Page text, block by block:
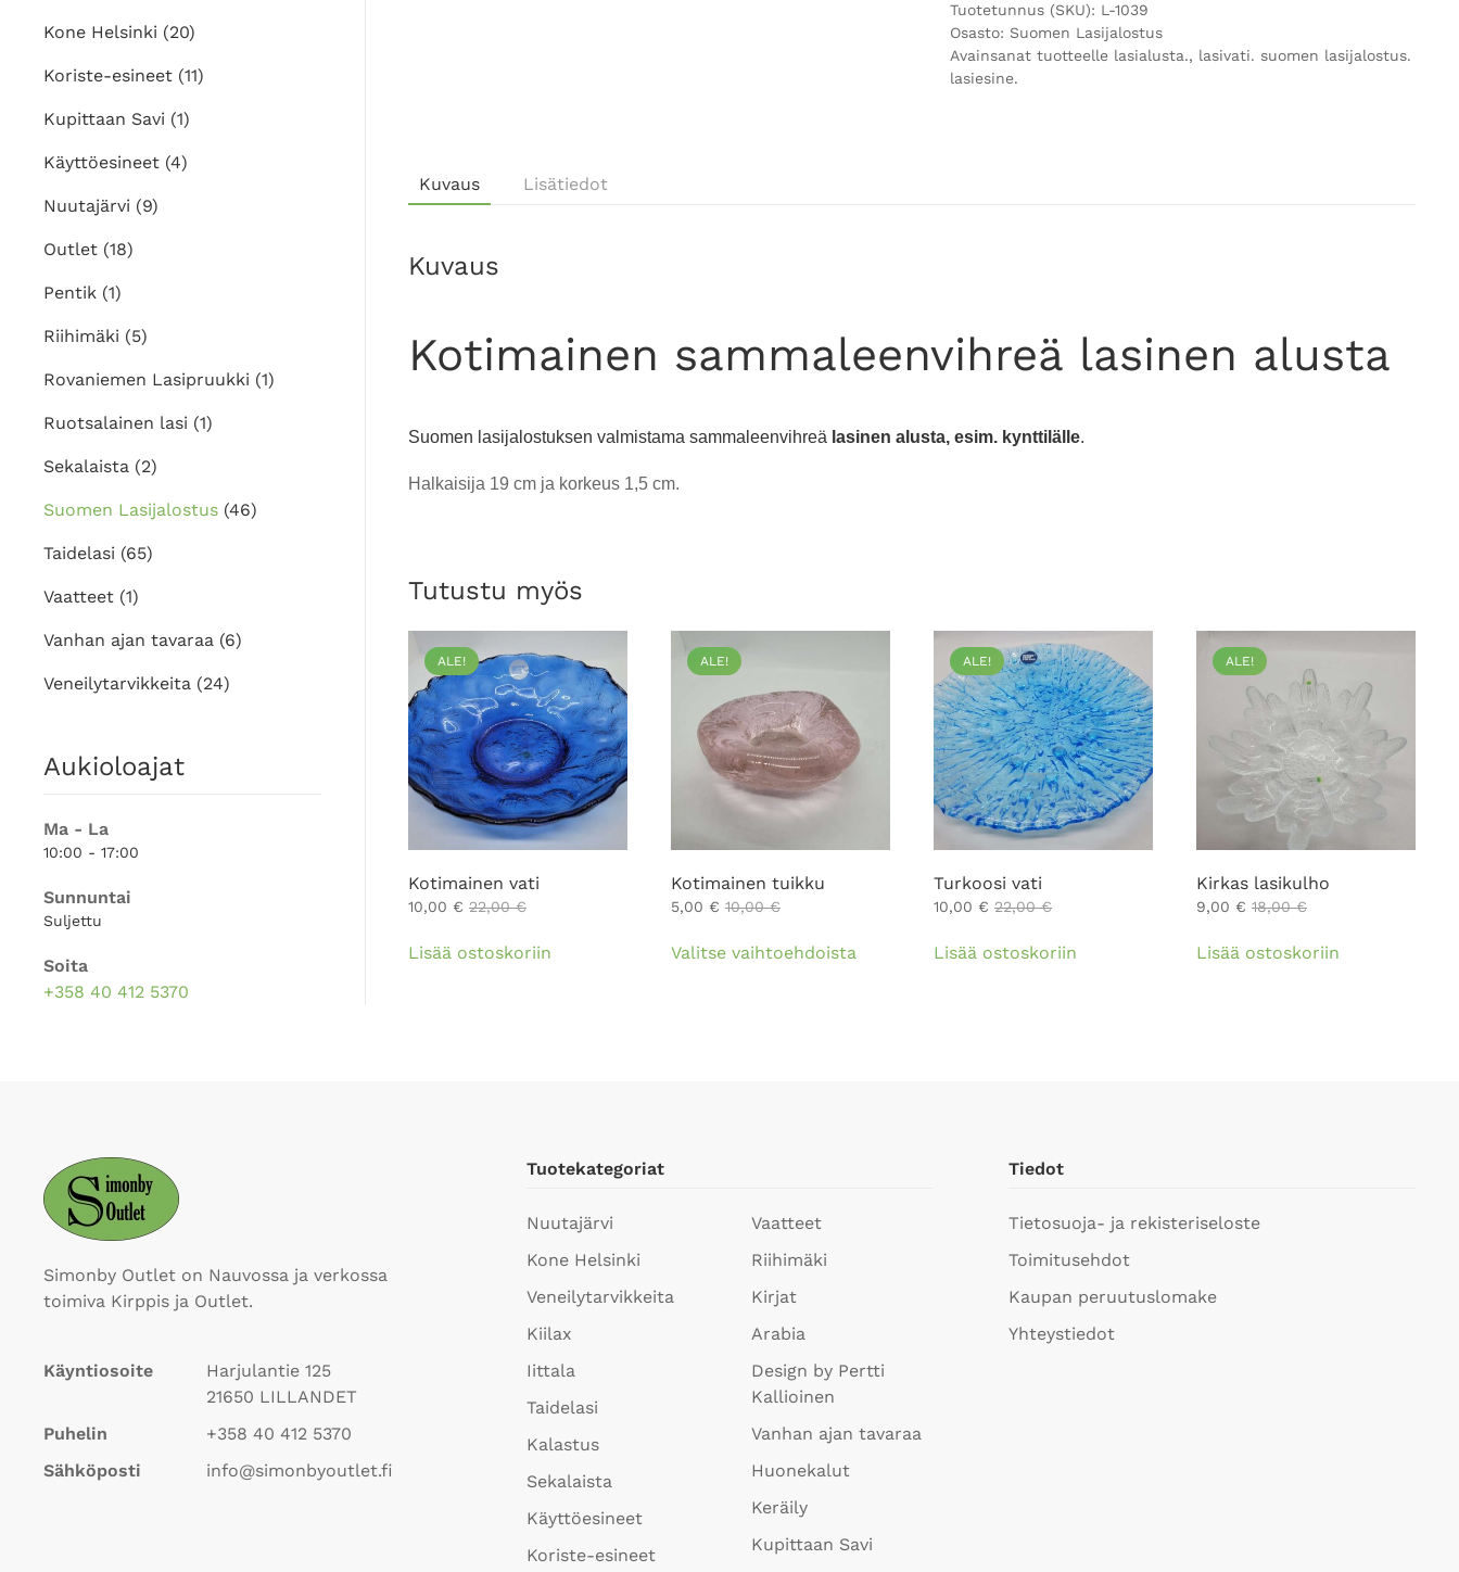
Tuotetunnus (SKU): L-1039
Osasto: Suomen Lasijalostus
Avainsanat tuotteelle lasialusta., lasivati. suomen lasijalostus.
lasiesine.
Kuvaus Lisätiedot
Kuvaus
Kotimainen sammaleenvihreä lasinen alusta
Suomen lasijalostuksen valmistama sammaleenvihreä lasinen alusta, esim. kynttilälle.
Halkaisija 19 cm ja korkeus 1,5 cm.
Tutustu myös
ALE!
Kotimainen vati
10,00 € 22,00€
Lisää ostoskoriin
ALE!
Kotimainen tuikku
5,00 € 10,00€
Valitse vaihtoehdoistatuotteella
ALE!
Turkoosi vati
10,00 € 22,00€
Lisää ostoskoriin
ALE!
Kirkas lasikulho
9,00 € 18,00€
Lisää ostoskoriin
Kone Helsinki (20)
Koriste-esineet (11)
Kupittaan Savi (1)
Käyttöesineet (4)
Nuutajärvi (9)
Outlet (18)
Pentik (1)
Riihimäki (5)
Rovaniemen Lasipruukki (1)
Ruotsalainen lasi (1)
Sekalaista (2)
Suomen Lasijalostus (46)
Taidelasi (65)
Vaatteet (1)
Vanhan ajan tavaraa (6)
Veneilytarvikkeita (24)
Aukioloajat
Ma - La
10:00 - 17:00
Sunnuntai
Suljettu
Soita
+358 40 412 5370
Simonby Outlet on Nauvossa ja verkossa
toimiva Kirppis ja Outlet.
Käyntiosoite
Harjulantie 125
21650 LILLANDET
Puhelin
+358 40 412 5370
Sähköposti
info@simonbyoutlet.fi
Tuotekategoriat
Nuutajärvi
Kone Helsinki
Veneilytarvikkeita
Kiilax
Iittala
Taidelasi
Kalastus
Sekalaista
Käyttöesineet
Koriste-esineet
Vaatteet
Riihimäki
Kirjat
Arabia
Design by Pertti
Kallioinen
Vanhan ajan tavaraa
Huonekalut
Keräily
Kupittaan Savi
Tiedot
Tietosuoja- ja rekisteriseloste
Toimitusehdot
Kaupan peruutuslomake
Yhteystiedot